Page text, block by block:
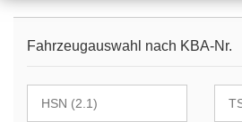
Fahrzeugauswahl nach KBA-Nr.